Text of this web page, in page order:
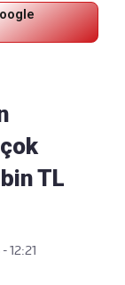
TL
12:21